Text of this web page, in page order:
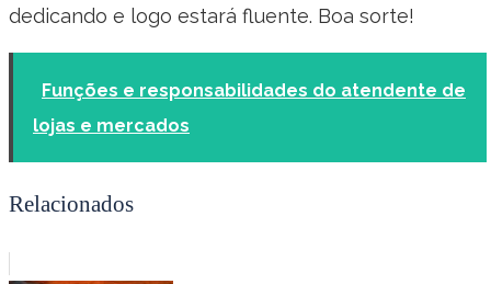
dedicando e logo estará fluente. Boa sorte!
Funções e responsabilidades do atendente de
lojas e mercados
Relacionados